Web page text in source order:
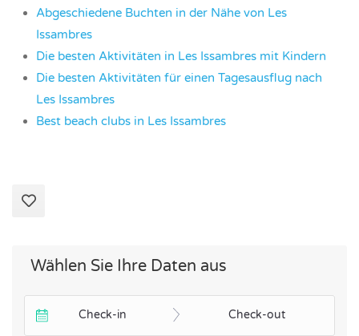
Abgeschiedene Buchten in der Nähe von Les
Issambres
Die besten Aktivitäten in Les Issambres mit Kindern
Die besten Aktivitäten für einen Tagesausflug nach
Les Issambres
Best beach clubs in Les Issambres
Wählen Sie Ihre Daten aus
Check-in Check-out